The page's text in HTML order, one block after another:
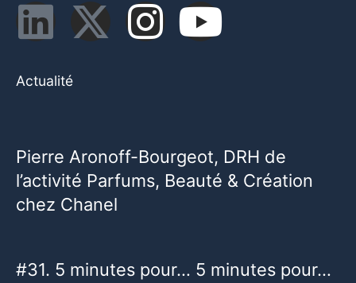
Actualité
Pierre Aronoff-Bourgeot, DRH de
l’activité Parfums, Beauté & Création
chez Chanel
#31. 5 minutes pour… 5 minutes pour…